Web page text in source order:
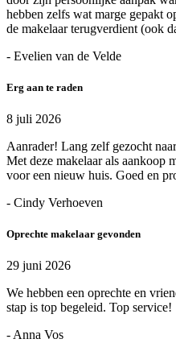
hebben zelfs wat marge gepakt
de makelaar terugverdient (ook
- Evelien van de Velde
Erg aan te raden
8 juli 2026
Aanrader! Lang zelf gezocht
Met deze makelaar als aankoop
voor een nieuw huis. Goed en
- Cindy Verhoeven
Oprechte makelaar gevonden
29 juni 2026
We hebben een oprechte en
stap is top begeleid. Top service!
- Anna Vos